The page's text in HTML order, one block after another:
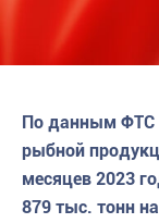
По данным ФТС
рыбной
месяцев 2023
879 тыс. тонн